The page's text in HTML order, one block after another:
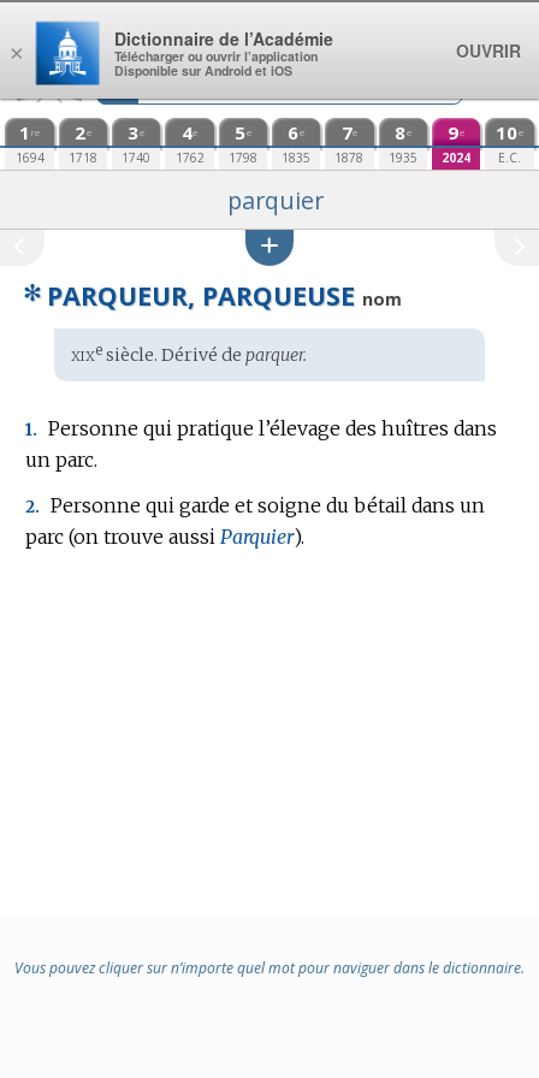
Aller au contenu
1 re
1694
2e
1718
3e
1740
4e
1762
5e
1798
6e
1835
7e
1878
8e
1935
9e
2024
10e
E.C.
parquier
✻ PARQUEUR, PARQUEUSE nom
Étymologie
:
xixesiècle. Dérivé de parquer.
1. Personne qui pratique l’élevage des huîtres dans
un parc.
2. Personne qui garde et soigne du bétail dans un
parc (on trouve aussi Parquier).
Vous pouvez cliquer sur n’importe quel mot pour naviguer dans le dictionnaire.
×
Dictionnaire de l’Académie
Télécharger ou ouvrir l’application
Disponible sur Android et iOS
OUVRIR